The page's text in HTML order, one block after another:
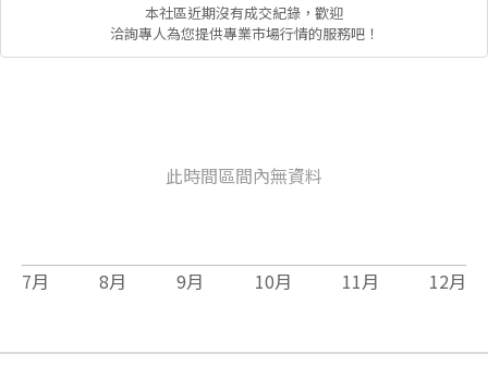
本社區近期沒有成交紀錄，歡迎
洽詢專人為您提供專業市場行情的服務吧！
此時間區間內無資料
7月 8月 9月 10月 11月 12月